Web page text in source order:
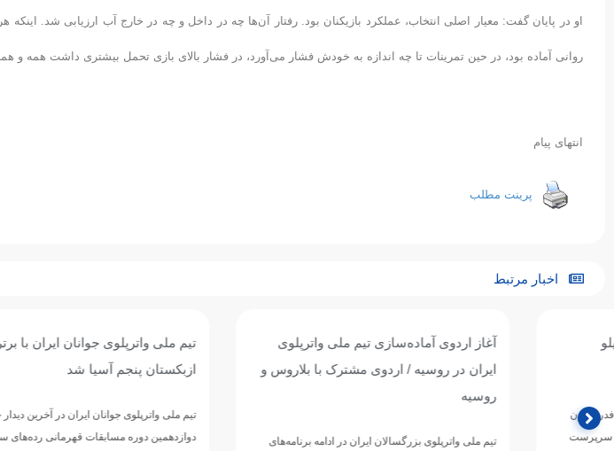
او در پایان گفت: معیار اصلی انتخاب، عملکرد بازیکنان بود. رفتار آن‌ها چه در داخل و چه در خارج آب ارزیابی شد.
روانی آماده بود، در حین تمرینات تا چه اندازه به خودش فشار می‌آورد، در فشار بالای بازی تحمل بیشتری داشت همه و
انتهای پیام
پرینت مطلب
اخبار مرتبط
آغاز اردوی آماده‌سازی تیم ملی واترپلوی
ایران در روسیه / اردوی مشترک با بلاروس و
تیم ملی واترپلوی بزرگسالان ایران در ادامه برنامه‌های
تیم ملی واترپلوی جوانان ایران با برتری برابر
ازبکستان پنجم آسیا شد
تیم ملی واترپلوی جوانان ایران در آخرین دیدار خود از
دوازدهمین دوره مسابقات قهرمانی رده‌های سنی